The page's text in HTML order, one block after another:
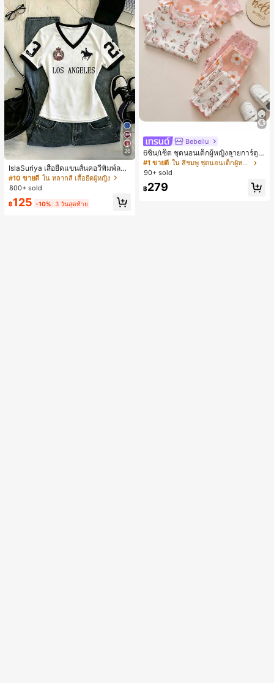
26
IslaSuriya เสื้อยืดแขนสั้นคอวีพิมพ์ลาย
สีตัดกันสำหรับผู้หญิง
#10 ขายดี ใน หลากสี เสื้อยืดผู้หญิง
800+ sold
฿125 -10% 3 วันสุดท้าย
Bebeilu
6ชิ้น/เซ็ต ชุดนอนเด็กผู้หญิงลายการ์ตูน
หมีและดอกไม้ คอกลม แขนสั้น กางเกง
ขาสั้น ขอบระบาย สวมใส่สบาย
#1 ขายดี
ใน สีชมพู ชุดนอนเด็กผู้หญิง
90+ sold
฿279